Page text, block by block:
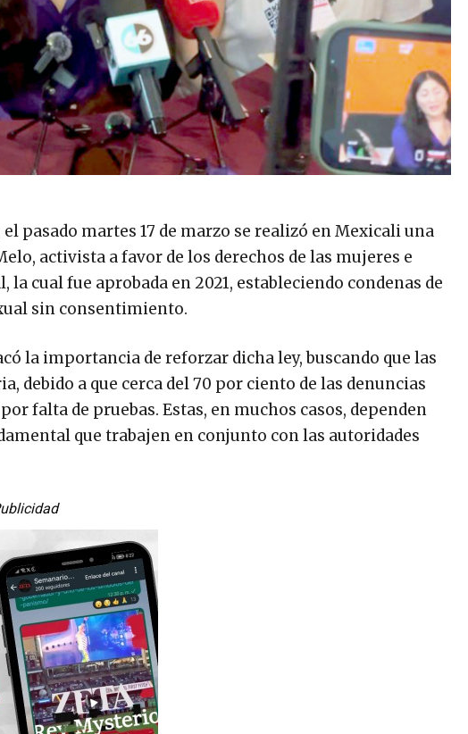
pasado martes 17 de marzo se realizó en Mexicali una
activista a favor de los derechos de las mujeres e
cual fue aprobada en 2021, estableciendo condenas de
sin consentimiento.
la importancia de reforzar dicha ley, buscando que las
a que cerca del 70 por ciento de las denuncias
falta de pruebas. Estas, en muchos casos, dependen
que trabajen en conjunto con las autoridades